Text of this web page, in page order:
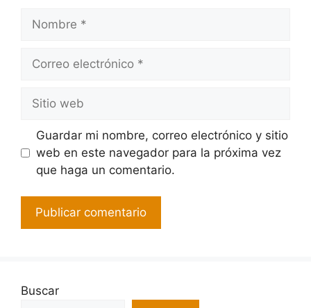
Guardar mi nombre, correo electrónico y sitio
web en este navegador para la próxima vez
que haga un comentario.
Buscar